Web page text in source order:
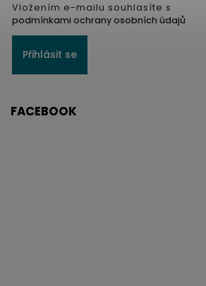
Vložením e-mailu souhlasíte s
podmínkami ochrany osobních údajů
Přihlásit se
FACEBOOK